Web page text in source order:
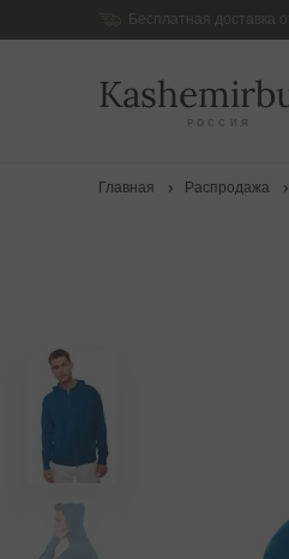
Бесплатная доставка
РОССИЯ
Главная Распродажа